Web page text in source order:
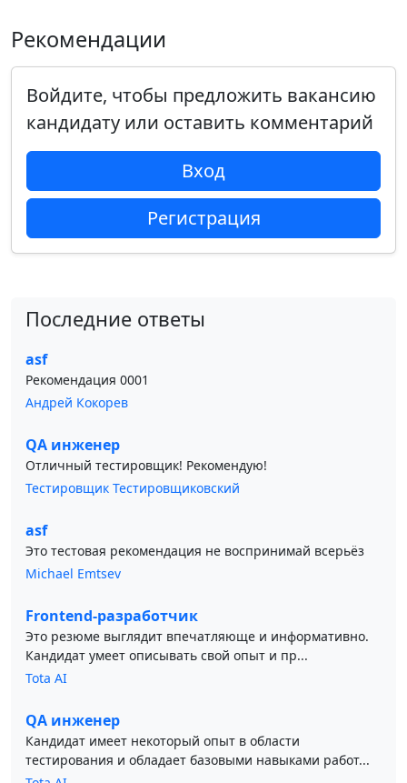
Рекомендации
Войдите, чтобы предложить вакансию
кандидату или оставить комментарий
Вход
Регистрация
Последние ответы
asf
Рекомендация 0001
Андрей Кокорев
QA инженер
Отличный тестировщик! Рекомендую!
Тестировщик Тестировщиковский
asf
Это тестовая рекомендация не воспринимай всерьёз
Michael Emtsev
Frontend-разработчик
Это резюме выглядит впечатляюще и информативно.
Кандидат умеет описывать свой опыт и пр...
Tota AI
QA инженер
Кандидат имеет некоторый опыт в области
тестирования и обладает базовыми навыками работ...